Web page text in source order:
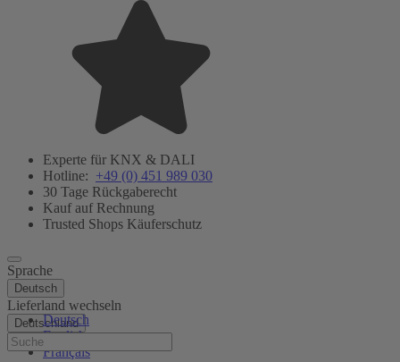
Experte für KNX & DALI
Hotline: +49 (0) 451 989 030
30 Tage Rückgaberecht
Kauf auf Rechnung
Trusted Shops Käuferschutz
Sprache
Deutsch
Deutsch
English
Français
Lieferland wechseln
Deutschland
Hilfe